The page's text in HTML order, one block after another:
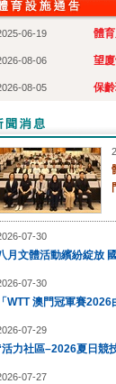
06-19 體
08-06 望
08-05 保
07-30
月文體活動繽紛綻放
07-30
WTT 澳門冠軍賽
07-29
活力社區–2026夏日競
07-27